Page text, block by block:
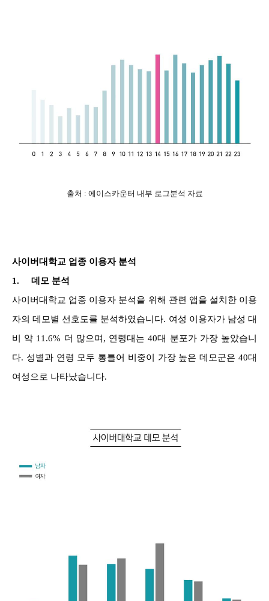
출처 : 에이스카운터 내부 로그분석 자료
사이버대학교 업종 이용자 분석
1.
데모 분석
사이버대학교 업종 이용자 분석을 위해 관련 앱을 설치한 이용
자의 데모별 선호도를 분석하였습니다. 여성 이용자가 남성 대
비 약 11.6% 더 많으며, 연령대는 40대 분포가 가장 높았습니
다. 성별과 연령 모두 통틀어 비중이 가장 높은 데모군은 40대
여성으로 나타났습니다.